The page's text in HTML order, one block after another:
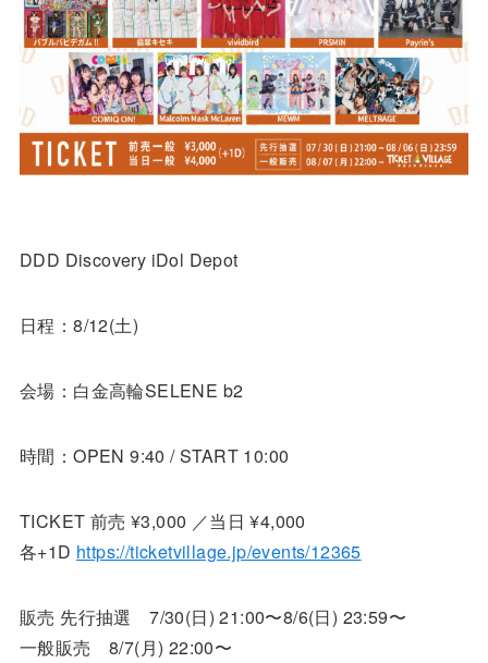
DDD Discovery iDol Depot
日程：8/12(土)
会場：白金高輪SELENE b2
時間：OPEN 9:40 / START 10:00
TICKET 前売 ¥3,000 ／当日 ¥4,000
各+1D https://ticketvillage.jp/events/12365
販売 先行抽選 7/30(日) 21:00〜8/6(日) 23:59〜
一般販売 8/7(月) 22:00〜